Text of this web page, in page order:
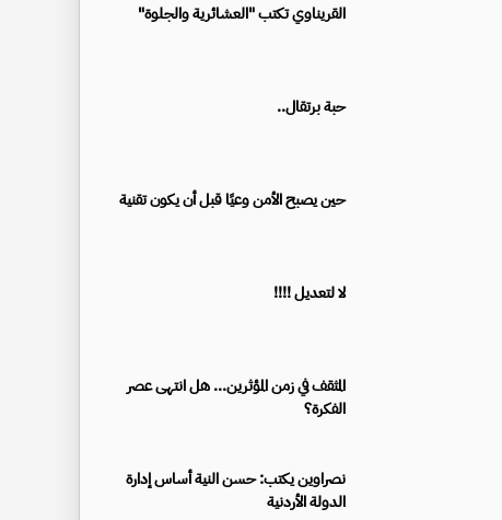
القريناوي تكتب "العشائرية والجلوة"
حبة برتقال..
حين يصبح الأمن وعيًا قبل أن يكون تقنية
لا لتعديل !!!!
المثقف في زمن المؤثرين... هل انتهى عصر
الفكرة؟
نصراوين يكتب: حسن النية أساس إدارة
الدولة الأردنية